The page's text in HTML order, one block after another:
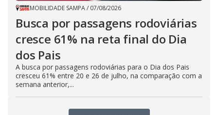
MOBILIDADE SAMPA/ 07/08/2026
Busca por passagens rodoviárias
cresce 61% na reta final do Dia
dos Pais
A busca por passagens rodoviárias para o Dia dos Pais
cresceu 61% entre 20 e 26 de julho, na comparação com a
semana anterior,...